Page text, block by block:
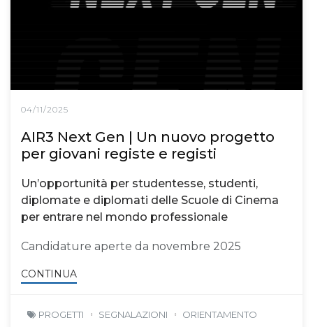
04/11/2025
AIR3 Next Gen | Un nuovo progetto
per giovani registe e registi
Un’opportunità per studentesse, studenti,
diplomate e diplomati delle Scuole di Cinema
per entrare nel mondo professionale
Candidature aperte da novembre 2025
CONTINUA
PROGETTI SEGNALAZIONI ORIENTAMENTO